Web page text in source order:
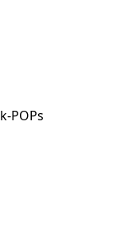
POPs